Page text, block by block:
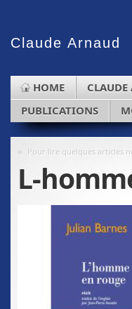
Claude Arnaud
HOME
PUBLICATIONS
« Pour lire quelques articles
L-